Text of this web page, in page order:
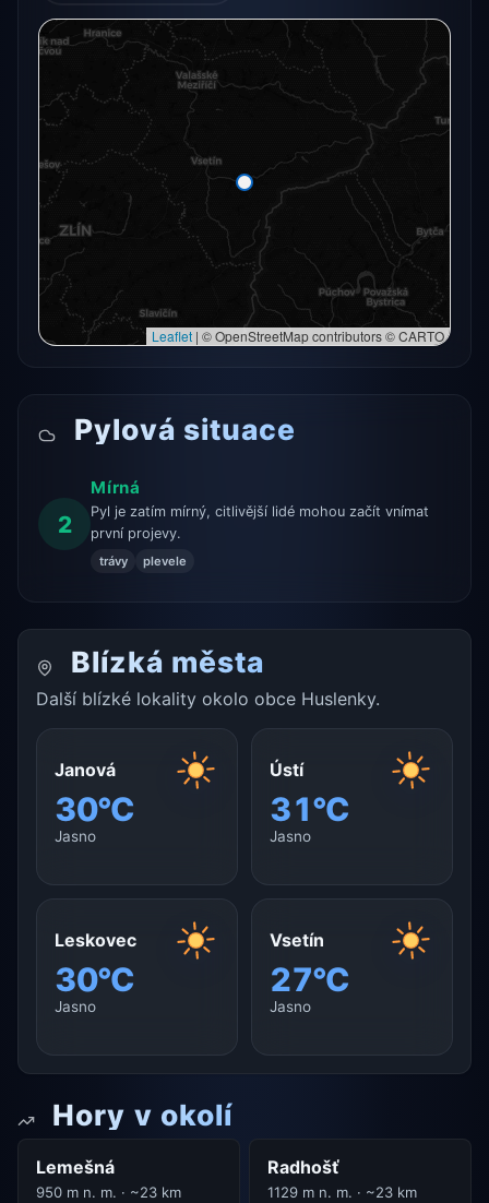
Radarový snímek momentálně není dostupný.
Otevřít v plné mapě
Zkusit znovu
Otevřít v plné mapě →
Leaflet | © OpenStreetMap contributors © CARTO
Pylová situace
2
Mírná
Pyl je zatím mírný, citlivější lidé mohou začít vnímat
první projevy.
trávy plevele
Blízká města
Další blízké lokality okolo obce Huslenky.
Janová
30°C
Jasno
Ústí
31°C
Jasno
Leskovec
30°C
Jasno
Vsetín
27°C
Jasno
Hory v okolí
Lemešná
950 m n. m. · ~23 km
Radhošť
1129 m n. m. · ~23 km